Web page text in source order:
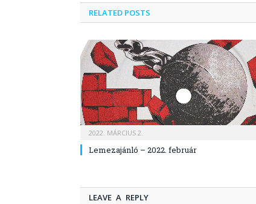
RELATED POSTS
2022. MÁRCIUS 2.
Lemezajánló – 2022. február
LEAVE A REPLY